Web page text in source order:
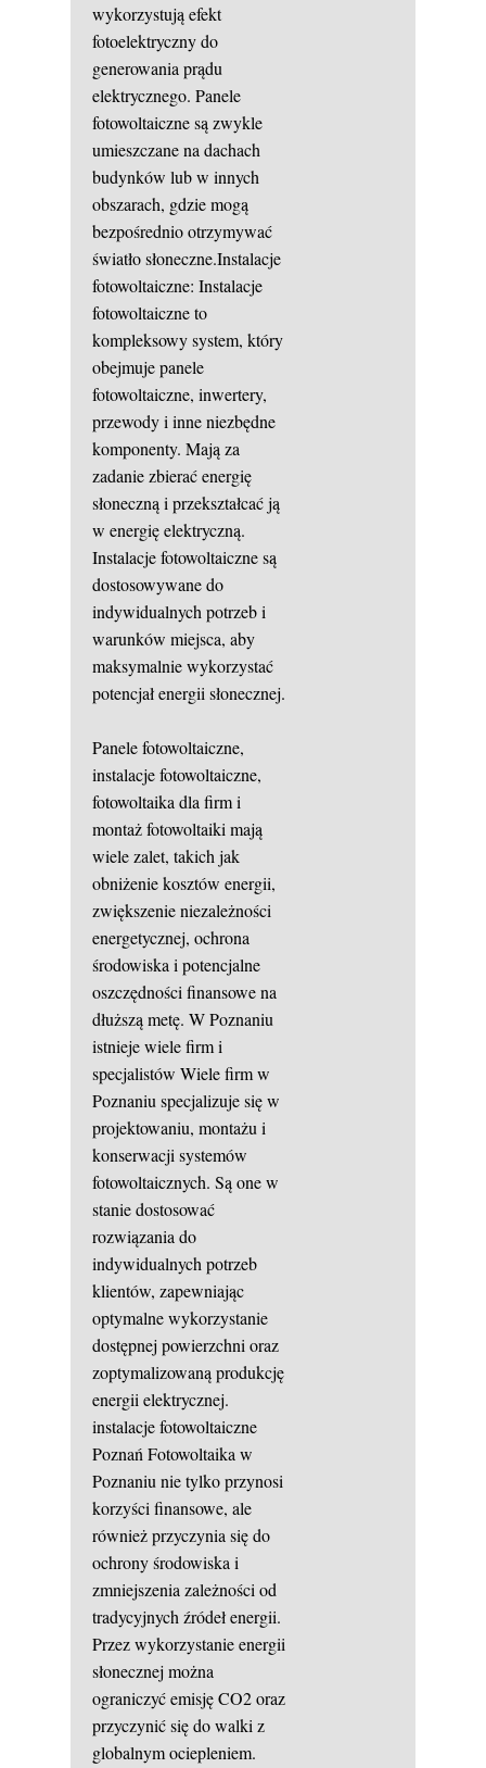
wykorzystują efekt
fotoelektryczny do
generowania prądu
elektrycznego. Panele
fotowoltaiczne są zwykle
umieszczane na dachach
budynków lub w innych
obszarach, gdzie mogą
bezpośrednio otrzymywać
światło słoneczne.Instalacje
fotowoltaiczne: Instalacje
fotowoltaiczne to
kompleksowy system, który
obejmuje panele
fotowoltaiczne, inwertery,
przewody i inne niezbędne
komponenty. Mają za
zadanie zbierać energię
słoneczną i przekształcać ją
w energię elektryczną.
Instalacje fotowoltaiczne są
dostosowywane do
indywidualnych potrzeb i
warunków miejsca, aby
maksymalnie wykorzystać
potencjał energii słonecznej.
Panele fotowoltaiczne,
instalacje fotowoltaiczne,
fotowoltaika dla firm i
montaż fotowoltaiki mają
wiele zalet, takich jak
obniżenie kosztów energii,
zwiększenie niezależności
energetycznej, ochrona
środowiska i potencjalne
oszczędności finansowe na
dłuższą metę. W Poznaniu
istnieje wiele firm i
specjalistów Wiele firm w
Poznaniu specjalizuje się w
projektowaniu, montażu i
konserwacji systemów
fotowoltaicznych. Są one w
stanie dostosować
rozwiązania do
indywidualnych potrzeb
klientów, zapewniając
optymalne wykorzystanie
dostępnej powierzchni oraz
zoptymalizowaną produkcję
energii elektrycznej.
instalacje fotowoltaiczne
PoznańFotowoltaika w
Poznaniu nie tylko przynosi
korzyści finansowe, ale
również przyczynia się do
ochrony środowiska i
zmniejszenia zależności od
tradycyjnych źródeł energii.
Przez wykorzystanie energii
słonecznej można
ograniczyć emisję CO2 oraz
przyczynić się do walki z
globalnym ociepleniem.